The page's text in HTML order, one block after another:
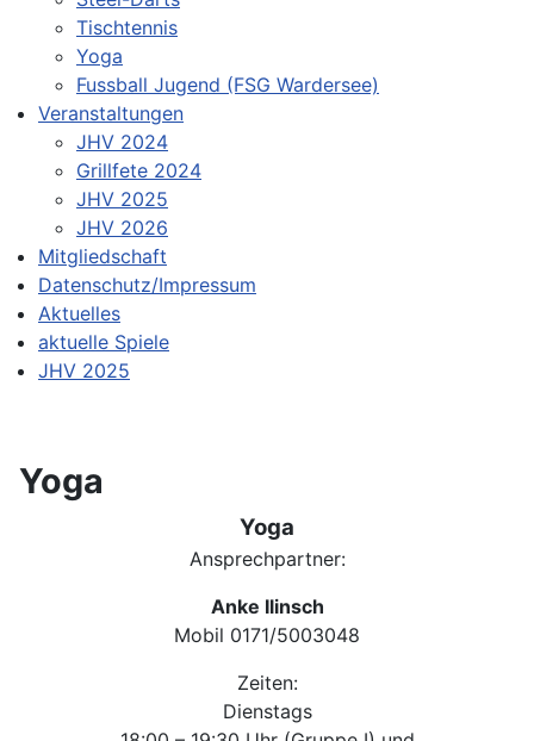
Tischtennis
Yoga
Fussball Jugend (FSG Wardersee)
Veranstaltungen
JHV 2024
Grillfete 2024
JHV 2025
JHV 2026
Mitgliedschaft
Datenschutz/Impressum
Aktuelles
aktuelle Spiele
JHV 2025
Yoga
Yoga
Ansprechpartner:
Anke Ilinsch
Mobil 0171/5003048
Zeiten:
Dienstags